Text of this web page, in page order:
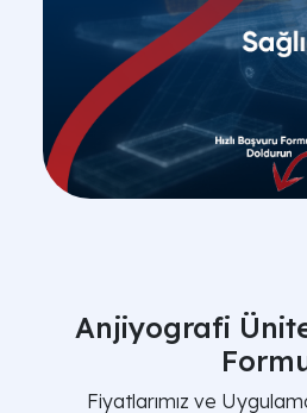
Anjiyografi
Fiyatlarımız ve